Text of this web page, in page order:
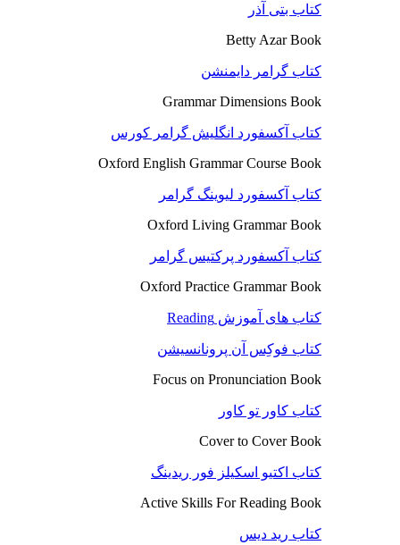
کتاب بتی آذر
Betty Azar Book
کتاب گرامر دایمنشن
Grammar Dimensions Book
کتاب آکسفورد انگلیش گرامر کورس
Oxford English Grammar Course Book
کتاب آکسفورد لیوینگ گرامر
Oxford Living Grammar Book
کتاب آکسفورد پرکتیس گرامر
Oxford Practice Grammar Book
کتاب های آموزش Reading
کتاب فوکِس آن پرونانسیشن
Focus on Pronunciation Book
کتاب کاور تو کاور
Cover to Cover Book
کتاب اکتیو اسکیلز فور ریدینگ
Active Skills For Reading Book
کتاب رید دیس